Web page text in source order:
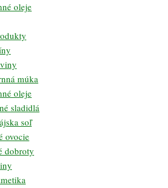
oleje
múka
oleje
sladidlá
soľ
ovocie
dobroty